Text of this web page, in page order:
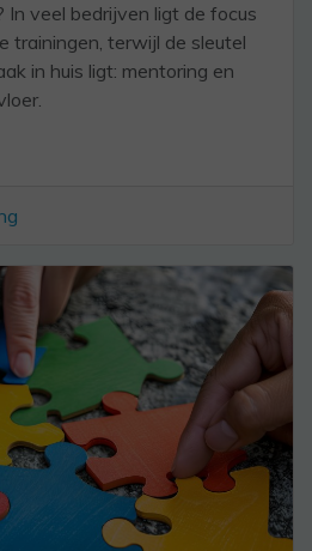
In veel bedrijven ligt de focus
trainingen, terwijl de sleutel
in huis ligt: mentoring en